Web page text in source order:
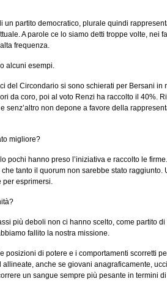
un partito democratico, plurale quindi
A parole ce lo siamo detti troppe volte, nei
frequenza.
alcuni esempi.
del Circondario si sono schierati per Bersani in
da coro, poi al voto Renzi ha raccolto il 40%.
senz’altro non depone a favore della
migliore?
pochi hanno preso l’iniziativa e raccolto le
tanto il quorum non sarebbe stato raggiunto.
per esprimersi.
più deboli non ci hanno scelto, come partito di
fallito la nostra missione.
posizioni di potere e i comportamenti scorretti
anche se giovani anagraficamente,
un sangue sempre più pesante in termini di